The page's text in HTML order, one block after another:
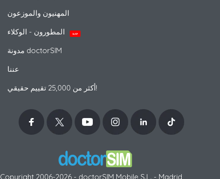
المهنيون والموزعون
جديد
مدونة doctorSIM
عننا
أكثر من 25,000 تقييم حقيقي!
Copyright 2006-2026 - doctorSIM Mobile S.L. - Madrid,